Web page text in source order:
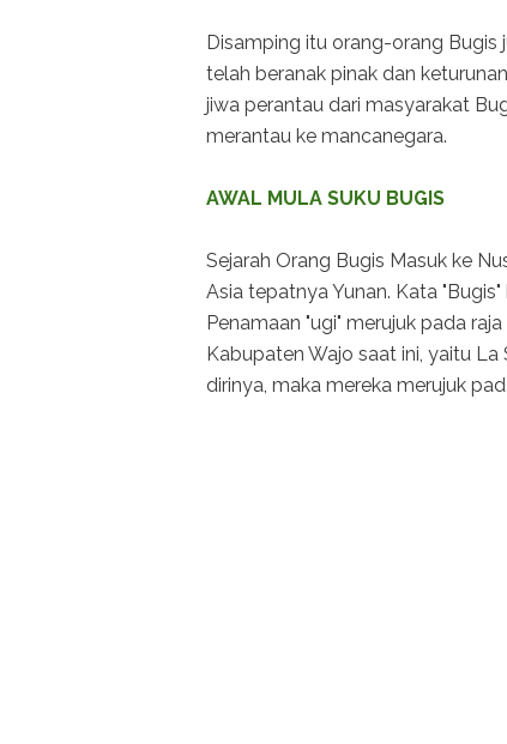
Disamping itu orang-orang Bugis
telah beranak pinak dan
jiwa perantau dari masyarakat
merantau ke mancanegara.
AWAL MULA SUKU BUGIS
Sejarah Orang Bugis Masuk ke
Asia tepatnya Yunan. Kata
Penamaan "ugi" merujuk pada
Kabupaten Wajo saat ini, yaitu
dirinya, maka mereka merujuk